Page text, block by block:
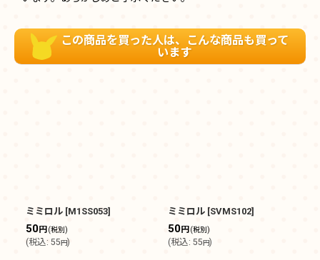
この商品を買った人は、こんな商品も買って
います
ミミロル [M1SS053]
50円 (税別)
(税込: 55円)
ミミロル [SVMS102]
50円 (税別)
(税込: 55円)